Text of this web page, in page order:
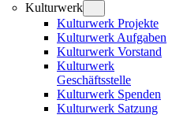
Kulturwerk
Kulturwerk Projekte
Kulturwerk Aufgaben
Kulturwerk Vorstand
Kulturwerk
Geschäftsstelle
Kulturwerk Spenden
Kulturwerk Satzung